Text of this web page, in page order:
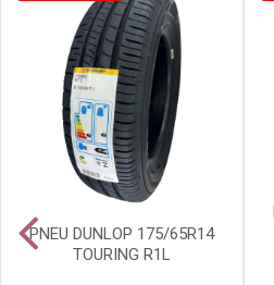
PNEU DUNLOP 175/65R14
TOURING R1L